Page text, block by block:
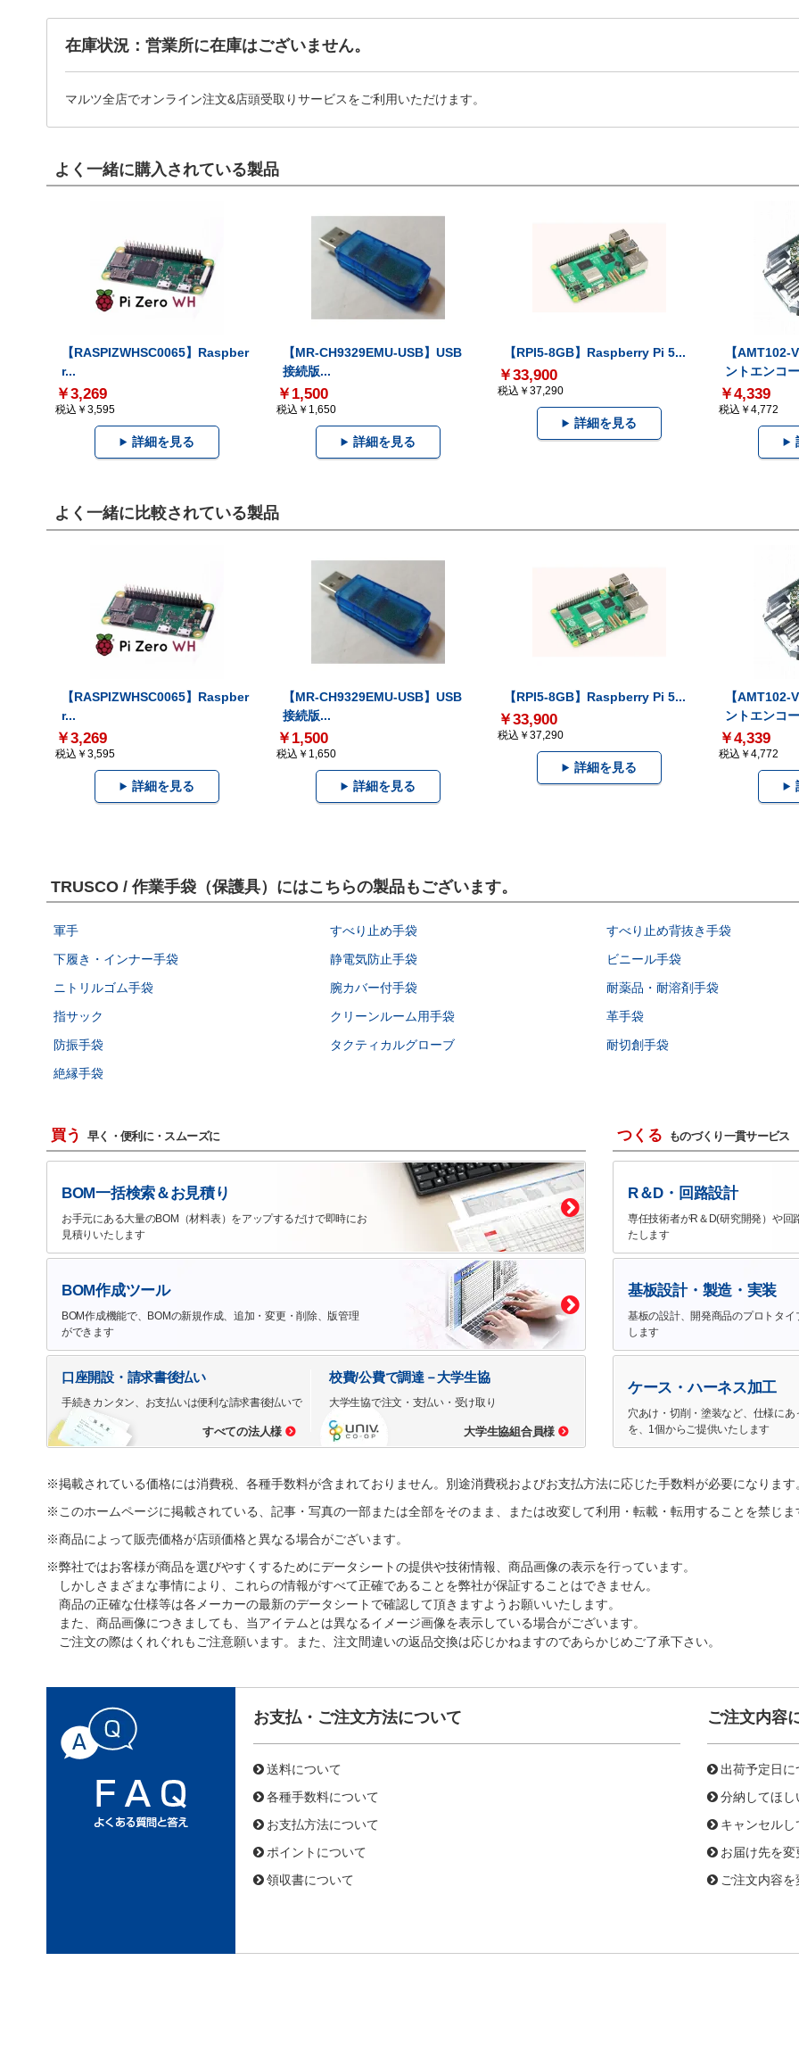
在庫状況：営業所に在庫はございません。
マルツ全店でオンライン注文&店頭受取りサービスをご利用いただけます。
よく一緒に購入されている製品
【RASPIZWHSC0065】Raspber
r...
￥3,269
税込￥3,595
詳細を見る
【MR-CH9329EMU-USB】USB
接続版...
￥1,500
税込￥1,650
詳細を見る
【RPI5-8GB】Raspberry Pi 5...
￥33,900
税込￥37,290
詳細を見る
【AMT102-
ントエンコ
￥4,339
税込￥4,772
よく一緒に比較されている製品
【RASPIZWHSC0065】Raspber
r...
￥3,269
税込￥3,595
詳細を見る
【MR-CH9329EMU-USB】USB
接続版...
￥1,500
税込￥1,650
詳細を見る
【RPI5-8GB】Raspberry Pi 5...
￥33,900
税込￥37,290
詳細を見る
【AMT102-
ントエンコ
￥4,339
税込￥4,772
TRUSCO / 作業手袋（保護具）にはこちらの製品もございます。
軍手 すべり止め手袋
すべり止め背抜き手袋
下履き・インナー手袋
静電気防止手袋
ビニール手袋
ニトリルゴム手袋
腕カバー付手袋
耐薬品・耐溶剤手袋
指サック
クリーンルーム用手袋
革手袋
防振手袋
タクティカルグローブ
耐切創手袋
絶縁手袋
買う 早く・便利に・スムーズに
BOM一括検索＆お見積り
お手元にある大量のBOM（材料表）をアップするだけで即時にお
見積りいたします
BOM作成ツール
BOM作成機能で、BOMの新規作成、追加・変更・削除、版管理
ができます
口座開設・請求書後払い
手続きカンタン、お支払いは便利な請求書後払いで
すべての法人様
校費/公費で調達－大学生協
大学生協で注文・支払い・受け取り
大学生協組合員様
つくる ものづくり一貫サービス
R＆D・回路設計
専任技術者がR＆D(研究開発）や回
たします
基板設計・製造・実装
基板の設計、開発商品のプロトタ
します
ケース・ハーネス加工
穴あけ・切削・塗装など、仕様に
を、1個からご提供いたします
※掲載されている価格には消費税、各種手数料が含まれておりません。別途消費税およびお支払方法に応じた手数料が必要になります
※このホームページに掲載されている、記事・写真の一部または全部をそのまま、または改変して利用・転載・転用することを禁じま
※商品によって販売価格が店頭価格と異なる場合がございます。
※弊社ではお客様が商品を選びやすくするためにデータシートの提供や技術情報、商品画像の表示を行っています。
しかしさまざまな事情により、これらの情報がすべて正確であることを弊社が保証することはできません。
商品の正確な仕様等は各メーカーの最新のデータシートで確認して頂きますようお願いいたします。
また、商品画像につきましても、当アイテムとは異なるイメージ画像を表示している場合がございます。
ご注文の際はくれぐれもご注意願います。また、注文間違いの返品交換は応じかねますのであらかじめご了承下さい。
お支払・ご注文方法について
送料について
各種手数料について
お支払方法について
ポイントについて
領収書について
ご注文内容
出荷予定日に
分納してほし
キャンセルし
お届け先を
ご注文内容